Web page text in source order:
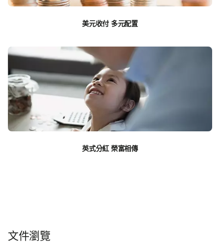
美元收付 多元配置
英式分紅 榮富相傳
文件瀏覽